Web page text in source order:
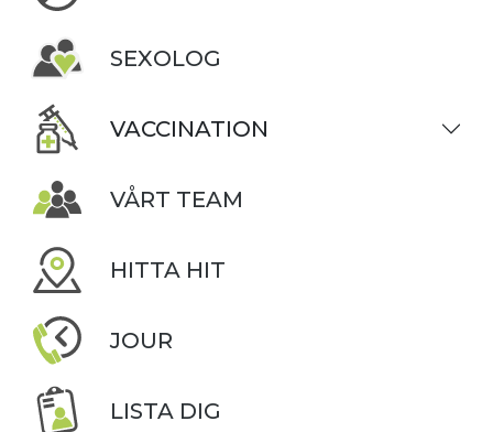
SEXOLOG
VACCINATION
VÅRT TEAM
HITTA HIT
JOUR
LISTA DIG